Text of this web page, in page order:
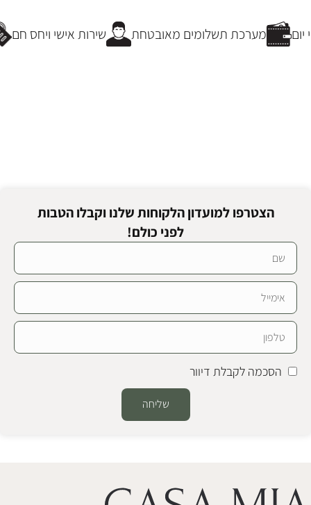
שירות אישי ויחס חם מערכת תשלומים מאובטחת
הצטרפו למועדון הלקוחות שלנו וקבלו הטבות
לפני כולם!
הסכמה לקבלת דיוור
שליחה